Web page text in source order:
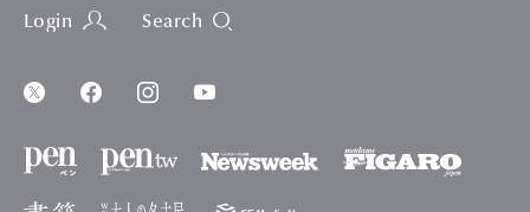
Login Search